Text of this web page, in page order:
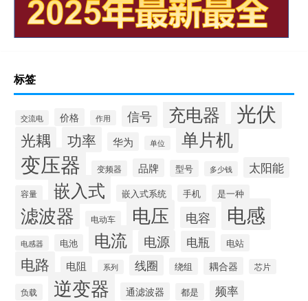
标签
交流电 价格 作用 信号 充电器 光伏
光耦 功率 华为 单位 单片机
变压器 变频器 品牌 型号 多少钱 太阳能
容量 嵌入式 嵌入式系统 手机 是一种
滤波器 电动车 电压 电容 电感
电感器 电池 电流 电源 电瓶 电站
电路 电阻 系列 线圈 绕组 耦合器 芯片
负载 逆变器 通滤波器 都是 频率